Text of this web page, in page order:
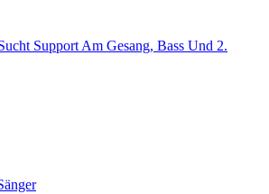
Support Am Gesang, Bass Und 2.